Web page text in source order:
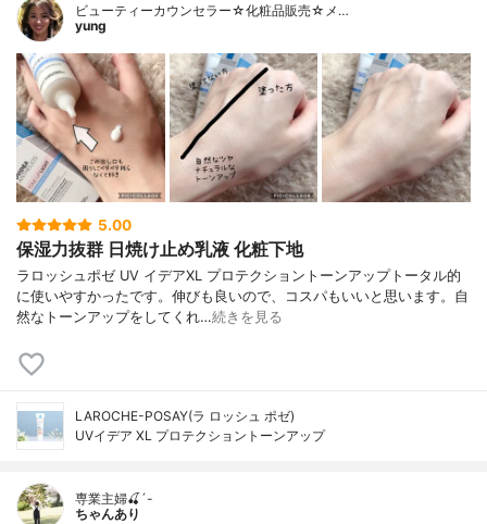
ビューティーカウンセラー☆化粧品販売☆メ…
yung
5.00
保湿力抜群 日焼け止め乳液 化粧下地
ラロッシュポゼ UV イデアXL プロテクショントーンアップトータル的
に使いやすかったです。伸びも良いので、コスパもいいと思います。自
然なトーンアップをしてくれ…続きを見る
LAROCHE-POSAY(ラ ロッシュ ポゼ)
UVイデア XL プロテクショントーンアップ
専業主婦🍒´-
ちゃんあり